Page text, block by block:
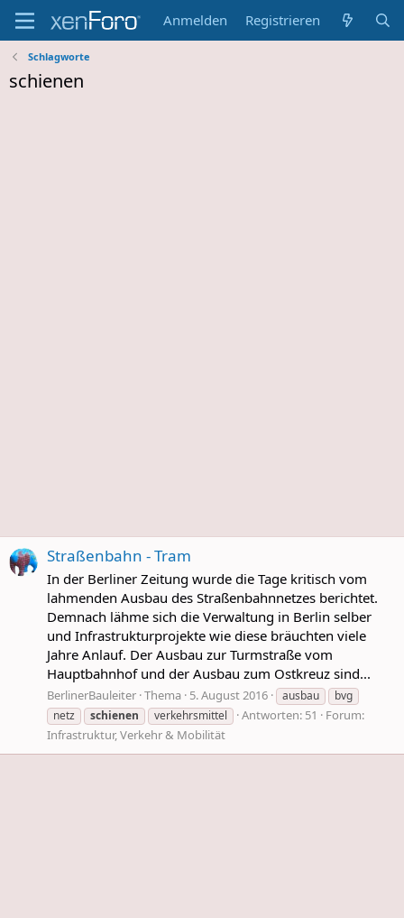
Anmelden Registrieren
Schlagworte
schienen
Straßenbahn - Tram
In der Berliner Zeitung wurde die Tage kritisch vom
lahmenden Ausbau des Straßenbahnnetzes berichtet.
Demnach lähme sich die Verwaltung in Berlin selber
und Infrastrukturprojekte wie diese bräuchten viele
Jahre Anlauf. Der Ausbau zur Turmstraße vom
Hauptbahnhof und der Ausbau zum Ostkreuz sind...
BerlinerBauleiter Thema 5. August 2016 ausbau
bvg
netz
schienen verkehrsmittel Antworten: 51
Forum:
Infrastruktur, Verkehr & Mobilität